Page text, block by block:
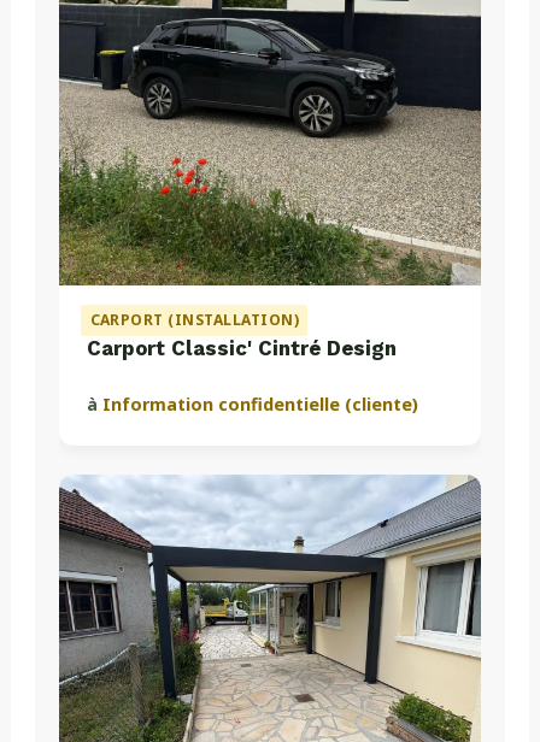
CARPORT (INSTALLATION)
Carport Classic' Cintré Design
à Information confidentielle (cliente)